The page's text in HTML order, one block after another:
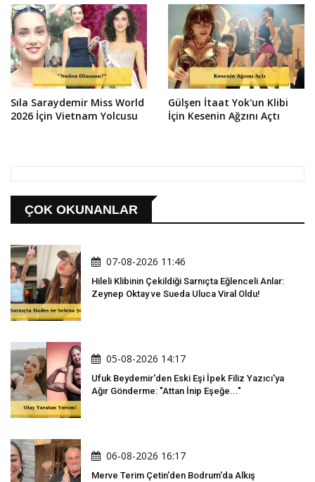
Sıla Saraydemir Miss World
2026 İçin Vietnam Yolcusu
Gülşen İtaat Yok'un Klibi
İçin Kesenin Ağzını Açtı
ÇOK OKUNANLAR
07-08-2026 11:46
Hileli Klibinin Çekildiği Sarnıçta Eğlenceli Anlar:
Zeynep Oktay ve Sueda Uluca Viral Oldu!
05-08-2026 14:17
Ufuk Beydemir'den Eski Eşi İpek Filiz Yazıcı'ya
Ağır Gönderme: "Attan İnip Eşeğe..."
06-08-2026 16:17
Merve Terim Çetin'den Bodrum'da Alkış